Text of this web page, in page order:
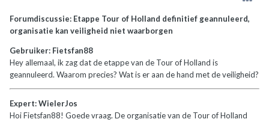
Forumdiscussie: Etappe Tour of Holland definitief geannuleerd,
organisatie kan veiligheid niet waarborgen
Gebruiker: Fietsfan88
Hey allemaal, ik zag dat de etappe van de Tour of Holland is
geannuleerd. Waarom precies? Wat is er aan de hand met de veiligheid?
Expert: WielerJos
Hoi Fietsfan88! Goede vraag. De organisatie van de Tour of Holland